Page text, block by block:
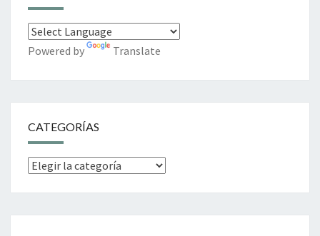
Powered by Translate
CATEGORÍAS
Categorías